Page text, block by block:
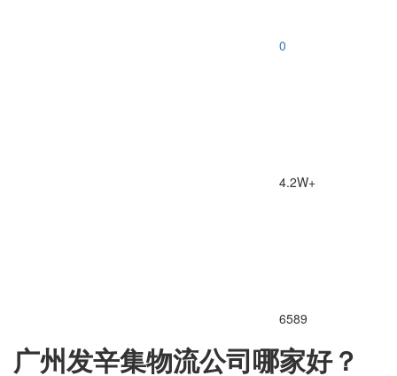
0
4.2W+
6589
广州发辛集物流公司哪家好？